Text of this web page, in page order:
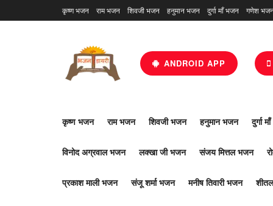
कृष्ण भजन राम भजन शिवजी भजन हनुमान भजन दुर्गा माँ भजन गणेश
ANDROID APP
कृष्ण भजन राम भजन शिवजी भजन हनुमान भजन दुर्गा
विनोद अग्रवाल भजन लक्खा जी भजन संजय मित्तल भजन
प्रकाश माली भजन संजू शर्मा भजन मनीष तिवारी भजन